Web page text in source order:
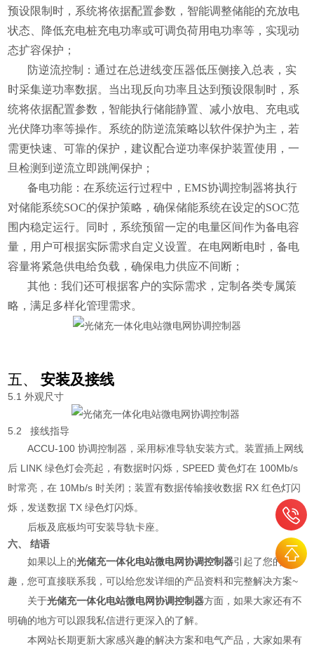
预设限制时，系统将依据配置参数，智能调整储能的充放电
状态、降低充电桩充电功率或可调负荷用电功率等，实现动
态扩容保护；
防逆流控制：通过在总进线变压器低压侧接入总表，实
时采集逆功率数据。当出现反向功率且达到预设限制时，系
统将依据配置参数，智能执行储能静置、减小放电、充电或
光伏降功率等操作。系统的防逆流策略以软件保护为主，若
需更快速、可靠的保护，建议配合逆功率保护装置使用，一
旦检测到逆流立即跳闸保护；
备电功能：在系统运行过程中，EMS协调控制器将执行
对储能系统SOC的保护策略，确保储能系统在设定的SOC范
围内稳定运行。同时，系统预留一定的电量区间作为备电容
量，用户可根据实际需求自定义设置。在电网断电时，备电
容量将紧急供电给负载，确保电力供应不间断；
其他：我们还可根据客户的实际需求，定制各类专属策
略，满足多样化管理需求。
五、安装及接线
5.1 外观尺寸
5.2 接线指导
ACCU-100 协调控制器，采用标准导轨安装方式。装置插上网线
后 LINK 绿色灯会亮起，有数据时闪烁，SPEED 黄色灯在 100Mb/s
时常亮，在 10Mb/s 时关闭；装置有数据传输接收数据 RX 红色灯闪
烁，发送数据 TX 绿色灯闪烁。
后板及底板均可安装导轨卡座。
六、 结语
如果以上的光储充一体化电站微电网协调控制器引起了您的兴
趣，您可直接联系我，可以给您发详细的产品资料和完整解决方案~
关于光储充一体化电站微电网协调控制器方面，如果大家还有不
明确的地方可以跟我私信进行更深入的了解。
本网站长期更新大家感兴趣的解决方案和电气产品，大家如果有